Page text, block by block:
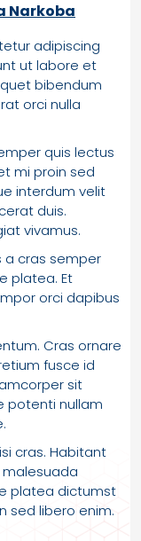
Narkoba
adipiscing
ut labore et
bibendum
orci nulla
quis lectus
mi proin sed
interdum velit
duis.
vivamus.
a cras semper
platea. Et
orci dapibus
Cras ornare
fusce id
sit
potenti nullam
cras. Habitant
platea dictumst
sed libero enim.